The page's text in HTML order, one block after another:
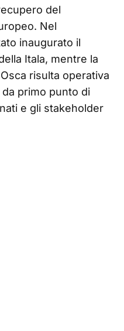
del
Nel
inaugurato il
Itala, mentre la
risulta operativa
primo punto di
e gli stakeholder